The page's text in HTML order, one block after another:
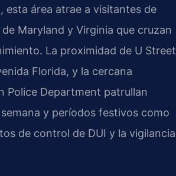
área atrae a visitantes de
Maryland y Virginia que cruzan
La proximidad de U Street
Florida, y la cercana
Department patrullan
y períodos festivos como
de control de DUI y la vigilancia